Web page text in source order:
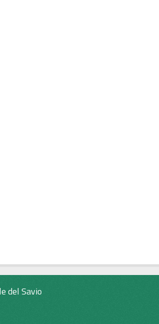
del Savio